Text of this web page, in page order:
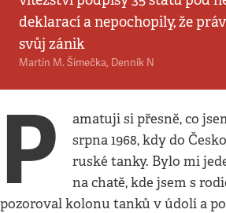
deklarací a nepochopily, že
svůj zánik
Martin M. Šimečka, Denník N
P
amatuji si přesně, co
srpna 1968, kdy do
ruské tanky. Bylo mi
na chatě, kde jsem s
pozoroval kolonu tanků v údolí a